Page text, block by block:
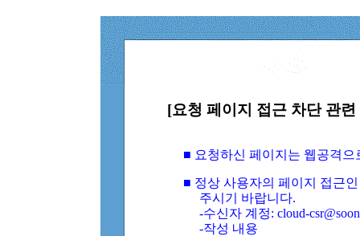
[요청 페이지 접근 차단 관
■ 요청하신 페이지는 웹공격
■ 정상 사용자의 페이지 접근
주시기 바랍니다.
-수신자 계정: cloud-
-작성 내용